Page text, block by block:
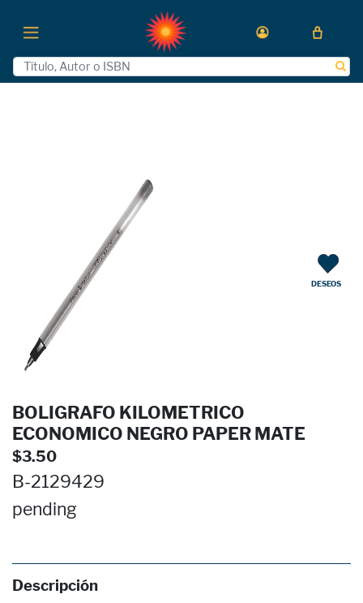
BOLIGRAFO KILOMETRICO
ECONOMICO NEGRO PAPER MATE
$3.50
B-2129429
pending
Descripción
DESEOS